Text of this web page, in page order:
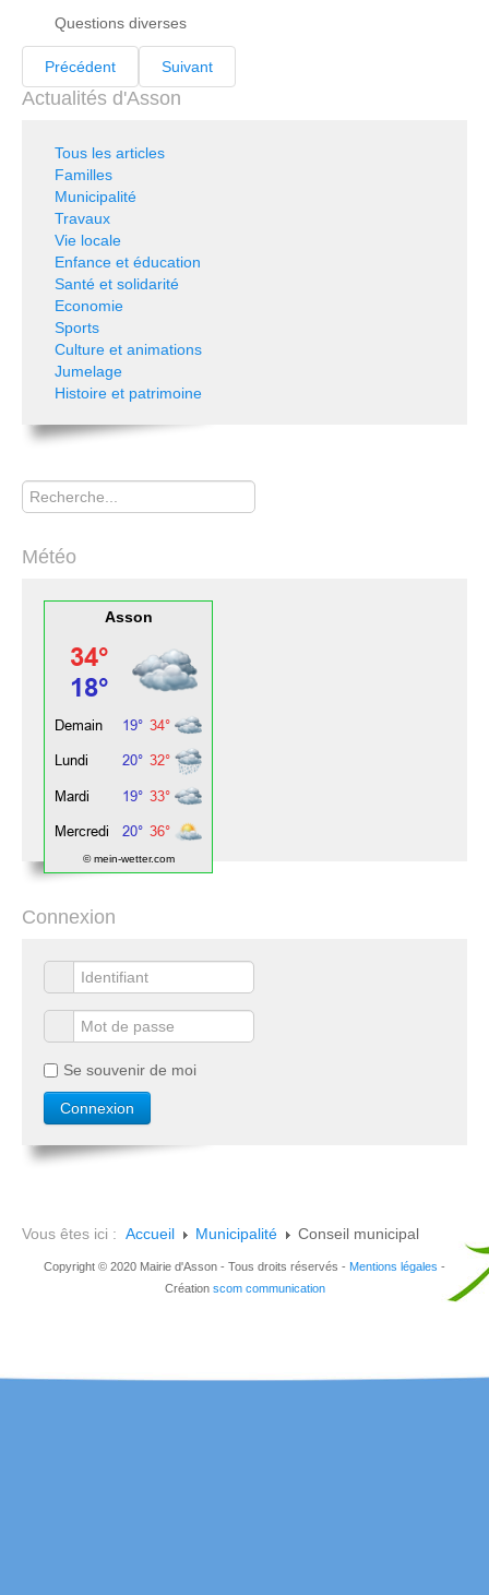
Questions diverses
Précédent Suivant
Actualités d'Asson
Tous les articles
Familles
Municipalité
Travaux
Vie locale
Enfance et éducation
Santé et solidarité
Economie
Sports
Culture et animations
Jumelage
Histoire et patrimoine
Rechercher
Météo
Asson
© mein-wetter.com
Connexion
Se souvenir de moi
Vous êtes ici : Accueil Municipalité Conseil municipal
Copyright © 2020 Mairie d'Asson - Tous droits réservés - Mentions légales -
Création scom communication